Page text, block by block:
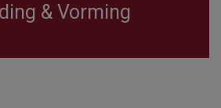
& Vorming